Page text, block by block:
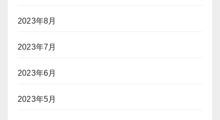
2023年8月
2023年7月
2023年6月
2023年5月